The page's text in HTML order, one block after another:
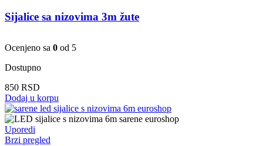
Sijalice sa nizovima 3m žute
Ocenjeno sa 0 od 5
Dostupno
850 RSD
Dodaj u korpu
Uporedi
Brzi pregled